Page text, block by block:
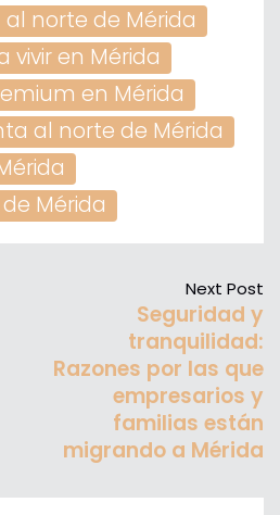
norte de Mérida
vivir en Mérida
en Mérida
al norte de Mérida
Mérida
Next Post
Seguridad y
tranquilidad:
Razones por las que
empresarios y
familias están
migrando a Mérida